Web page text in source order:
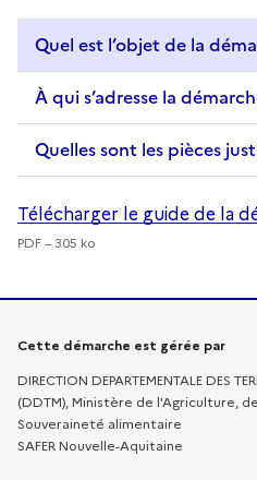
Quel est l’objet de la
À qui s’adresse la
Quelles sont les pièces
Télécharger le guide de la
PDF – 305 ko
Informations
Cette démarche est gérée par
DIRECTION DEPARTEMENTALE DES
(DDTM), Ministère de l'Agriculture,
Souveraineté alimentaire
SAFER Nouvelle-Aquitaine